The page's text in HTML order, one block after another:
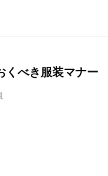
くべき服装マナー